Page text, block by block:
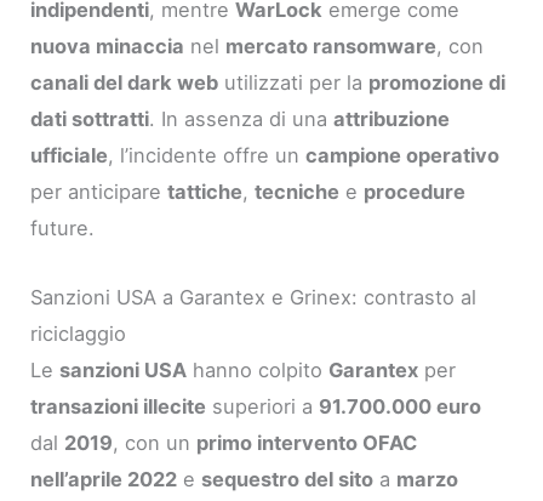
indipendenti, mentreWarLock emerge come
nuova minaccia nel mercato ransomware, con
canali del dark web utilizzati per la promozione di
dati sottratti. In assenza di unaattribuzione
ufficiale, l’incidente offre uncampione operativo
per anticiparetattiche,tecniche e procedure
future.
Sanzioni USA a Garantex e Grinex: contrasto al
riciclaggio
Le sanzioni USA hanno colpito Garantex per
transazioni illecite superiori a 91.700.000 euro
dal 2019, con un primo intervento OFAC
nell’aprile 2022 e sequestro del sito a marzo